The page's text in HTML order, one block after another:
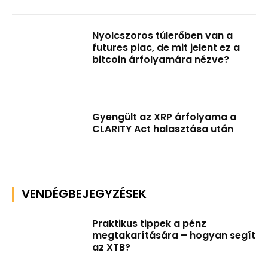
Nyolcszoros túlerőben van a
futures piac, de mit jelent ez a
bitcoin árfolyamára nézve?
Gyengült az XRP árfolyama a
CLARITY Act halasztása után
VENDÉGBEJEGYZÉSEK
Praktikus tippek a pénz
megtakarítására – hogyan segít
az XTB?